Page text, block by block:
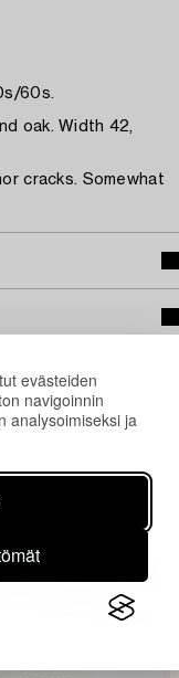
evästeiden
navigoinnin
analysoimiseksi ja
60s.
oak. Width 42,
cracks. Somewhat